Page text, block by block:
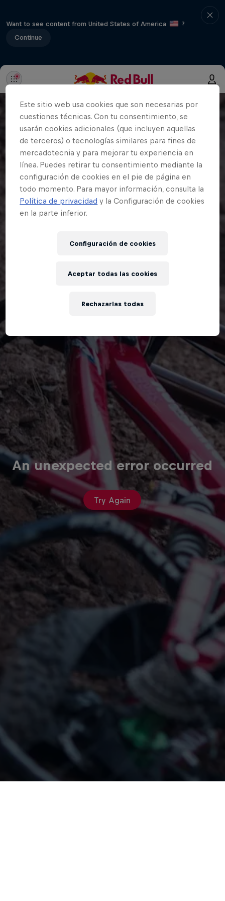
Want to see content from United States of America
?
Continue
An unexpected error occurred
Try Again
Este sitio web usa cookies que son necesarias por
cuestiones técnicas. Con tu consentimiento, se
usarán cookies adicionales (que incluyen aquellas
de terceros) o tecnologías similares para fines de
mercadotecnia y para mejorar tu experiencia en
línea. Puedes retirar tu consentimiento mediante la
configuración de cookies en el pie de página en
todo momento. Para mayor información, consulta la
Política de privacidad y la Configuración de cookies
en la parte inferior.
Configuración de cookies
Rechazarlas todas
Aceptar todas las cookies